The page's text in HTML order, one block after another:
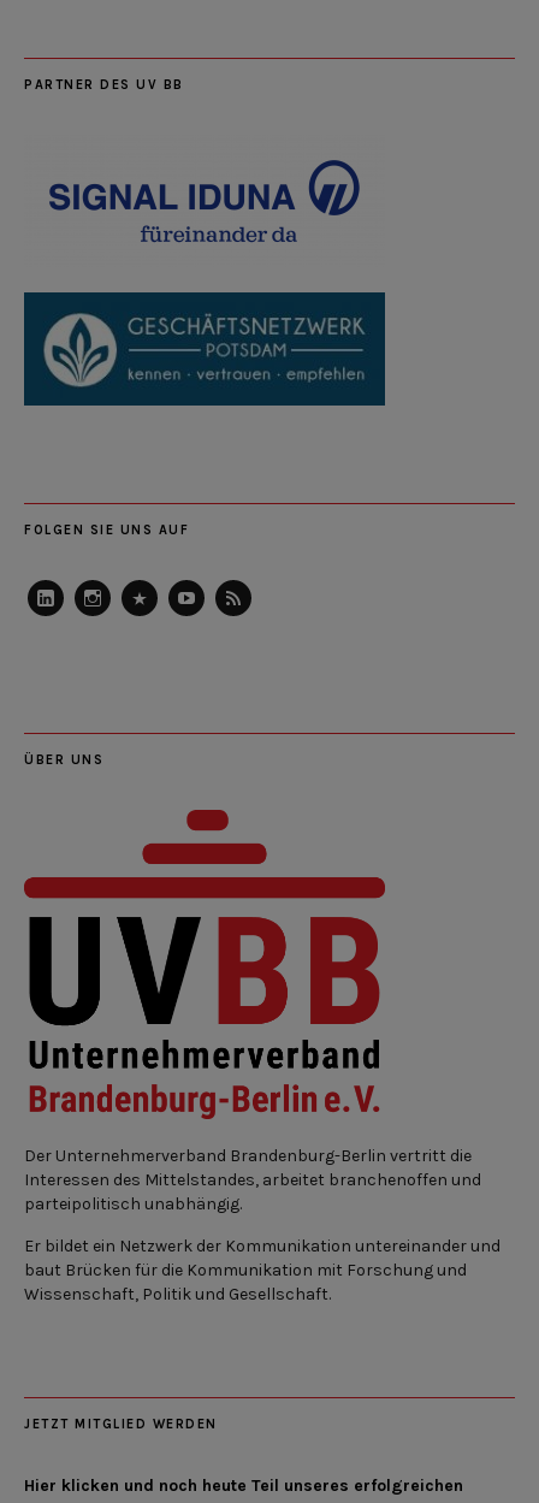
PARTNER DES UV BB
FOLGEN SIE UNS AUF
ÜBER UNS
Der Unternehmerverband Brandenburg-Berlin vertritt die
Interessen des Mittelstandes, arbeitet branchenoffen und
parteipolitisch unabhängig.
Er bildet ein Netzwerk der Kommunikation untereinander und
baut Brücken für die Kommunikation mit Forschung und
Wissenschaft, Politik und Gesellschaft.
JETZT MITGLIED WERDEN
Hier klicken und noch heute Teil unseres erfolgreichen